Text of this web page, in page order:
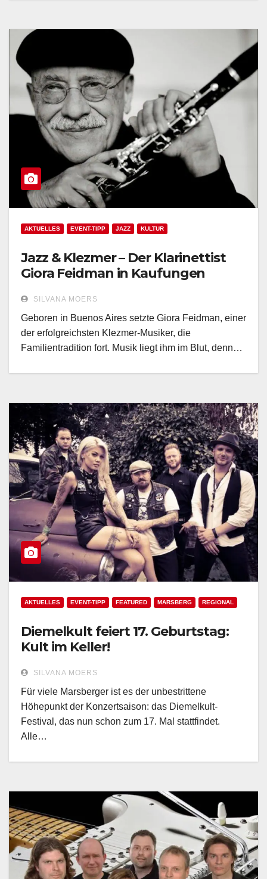
AKTUELLES EVENT-TIPP JAZZ KULTUR
Jazz & Klezmer – Der Klarinettist
Giora Feidman in Kaufungen
SILVANA MOERS
Geboren in Buenos Aires setzte Giora Feidman, einer
der erfolgreichsten Klezmer-Musiker, die
Familientradition fort. Musik liegt ihm im Blut, denn…
AKTUELLES EVENT-TIPP FEATURED MARSBERG REGIONAL
Diemelkult feiert 17. Geburtstag:
Kult im Keller!
SILVANA MOERS
Für viele Marsberger ist es der unbestrittene
Höhepunkt der Konzertsaison: das Diemelkult-
Festival, das nun schon zum 17. Mal stattfindet.
Alle…